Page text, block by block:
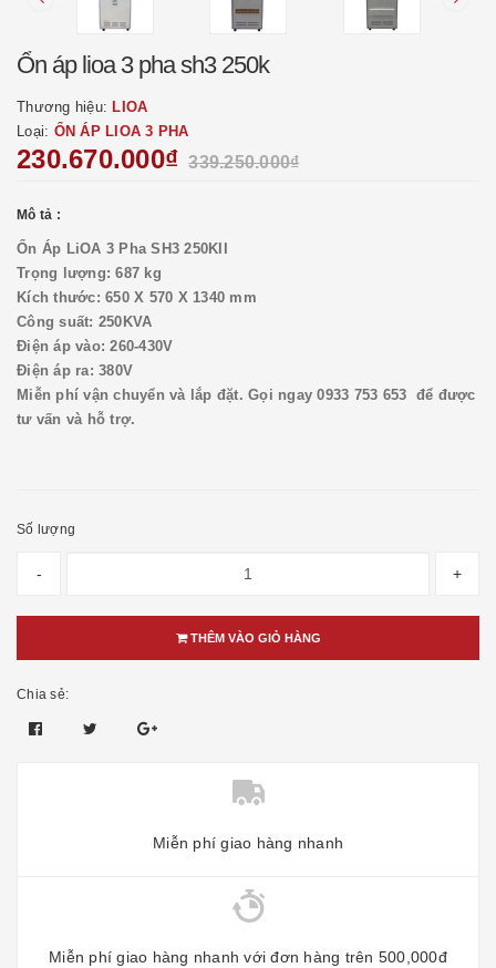
Ổn áp lioa 3 pha sh3 250k
Thương hiệu: LIOA
Loại: ỔN ÁP LIOA 3 PHA
230.670.000₫ 339.250.000₫
Mô tả :
Ổn Áp LiOA 3 Pha SH3 250KII
Trọng lượng: 687 kg
Kích thước: 650 X 570 X 1340 mm
Công suất: 250KVA
Điện áp vào: 260-430V
Điện áp ra: 380V
Miễn phí vận chuyển và lắp đặt. Gọi ngay 0933 753 653 để được
tư vấn và hỗ trợ.
Số lượng
- +
THÊM VÀO GIỎ HÀNG
Chia sẻ:
Miễn phí giao hàng nhanh
Miễn phí giao hàng nhanh với đơn hàng trên 500,000đ